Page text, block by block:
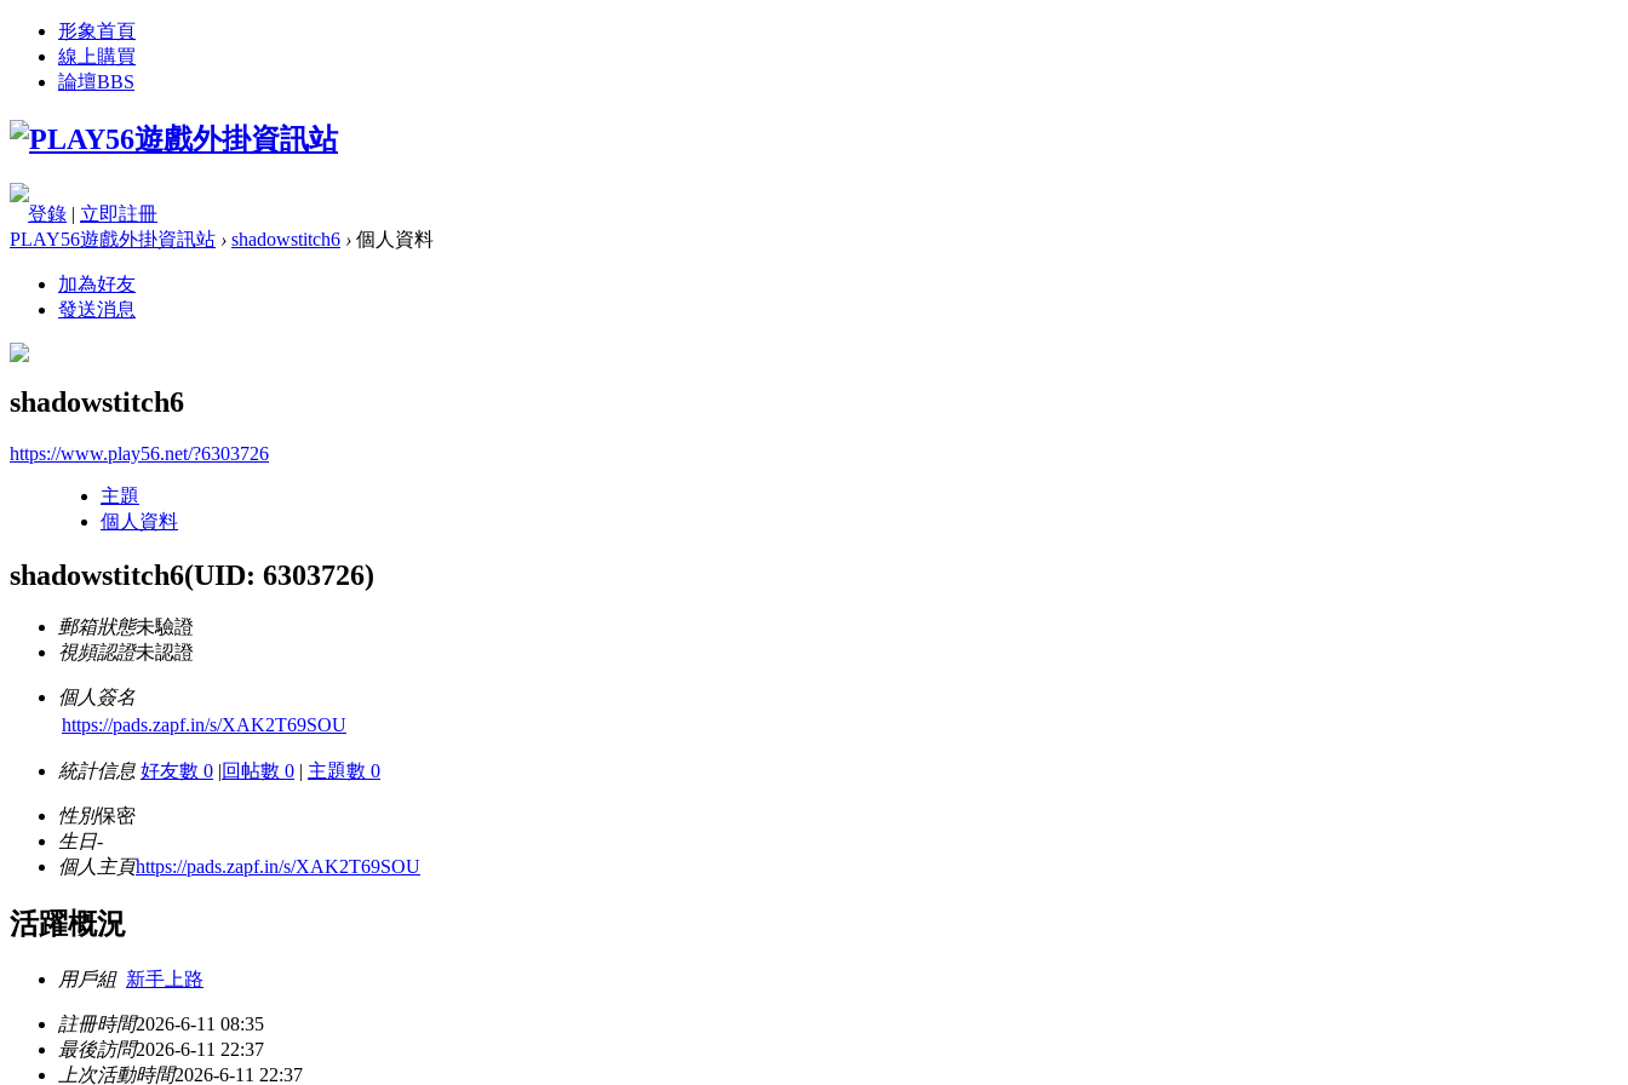
形象首頁
線上購買
論壇BBS
登錄 | 立即註冊
PLAY56遊戲外掛資訊站 › shadowstitch6 › 個人資料
加為好友
發送消息
shadowstitch6
https://www.play56.net/?6303726
主題
個人資料
shadowstitch6(UID: 6303726)
郵箱狀態未驗證
視頻認證未認證
個人簽名
https://pads.zapf.in/s/XAK2T69SOU
統計信息 好友數 0 |回帖數 0 | 主題數 0
性別保密
生日-
個人主頁https://pads.zapf.in/s/XAK2T69SOU
活躍概況
用戶組 新手上路
註冊時間2026-6-11 08:35
最後訪問2026-6-11 22:37
上次活動時間2026-6-11 22:37